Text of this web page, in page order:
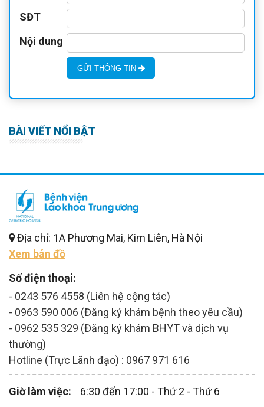
SĐT
Nội dung
GỬI THÔNG TIN
BÀI VIẾT NỔI BẬT
Địa chỉ: 1A Phương Mai, Kim Liên, Hà Nội
Xem bản đồ
Số điện thoại:
- 0243 576 4558 (Liên hệ cộng tác)
- 0963 590 006 (Đăng ký khám bệnh theo yêu cầu)
- 0962 535 329 (Đăng ký khám BHYT và dịch vụ
thường)
Hotline (Trực Lãnh đạo) : 0967 971 616
Giờ làm việc:
6:30 đến 17:00 - Thứ 2 - Thứ 6